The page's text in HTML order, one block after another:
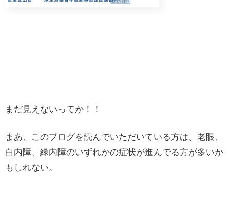
まだ見えないってか！！
まあ、このブログを読んでいただいている方は、老眼、
白内障、緑内障のいずれかの症状が進んでる方が多いか
もしれない。